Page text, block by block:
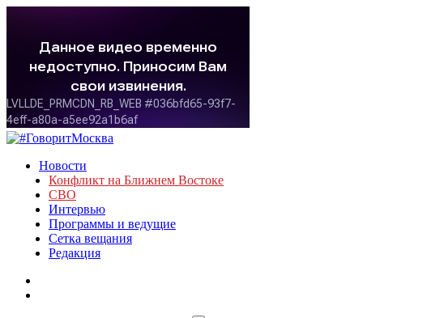
Новости
Конфликт на Ближнем Востоке
СВО
Интервью
Программы и ведущие
Сетка вещания
Редакция